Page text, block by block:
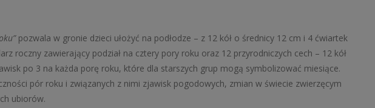
pozwala w gronie dzieci ułożyć na podłodze – z 12 kół o średnicy 12 cm i 4 ćwiartek
roczny zawierający podział na cztery pory roku oraz 12 przyrodniczych cech – 12 kół
po 3 na każda porę roku, które dla starszych grup mogą symbolizować miesiące.
pór roku i związanych z nimi zjawisk pogodowych, zmian w świecie zwierzęcym
ubiorów.